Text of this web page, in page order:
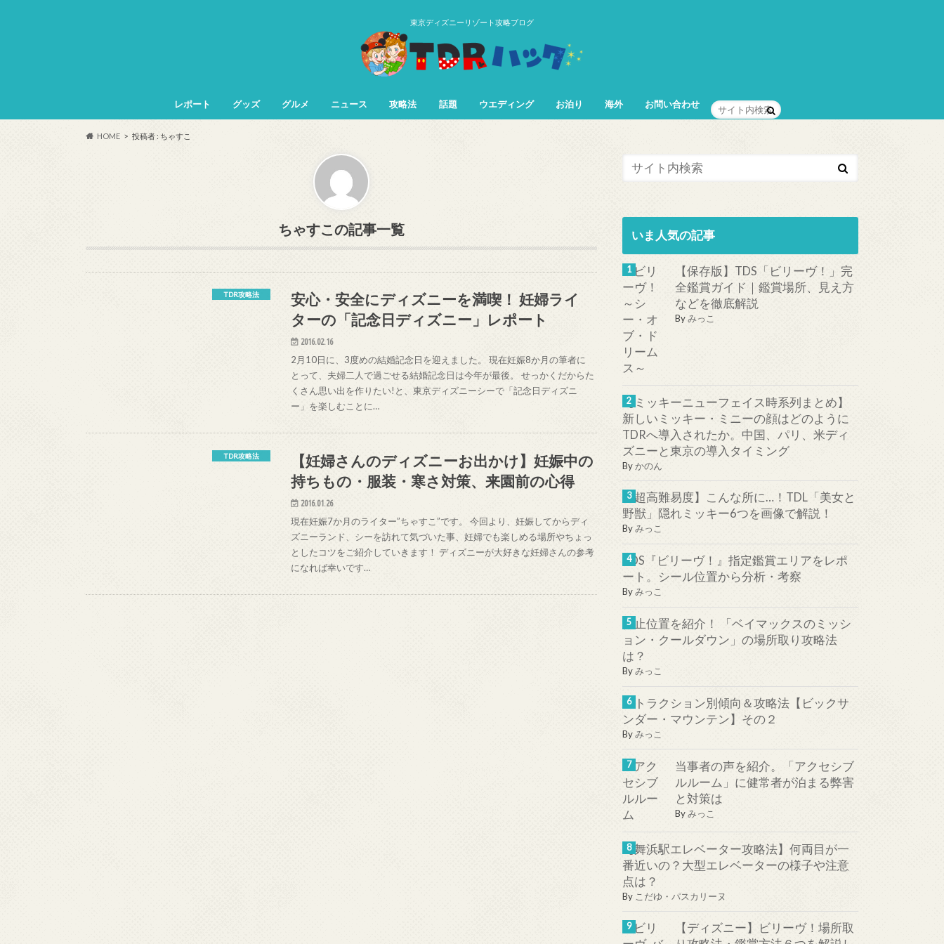
東京ディズニーリゾート攻略ブログ
レポート グッズ グルメ ニュース 攻略法 話題 ウエディング お泊り 海外 お問い合わせ
HOME 投稿者 : ちゃすこ
ちゃすこ
TDR攻略法
安心・安全にディズニーを満喫！ 妊婦ライ
ターの「記念日ディズニー」レポート
2016.02.16
2月10日に、3度めの結婚記念日を迎えました。 現在妊娠8か月の筆者に
とって、夫婦二人で過ごせる結婚記念日は今年が最後。 せっかくだからた
くさん思い出を作りたい!と、東京ディズニーシーで「記念日ディズニ
ー」を楽しむことに…
TDR攻略法
【妊婦さんのディズニーお出かけ】妊娠中の
持ちもの・服装・寒さ対策、来園前の心得
2016.01.26
現在妊娠7か月のライター”ちゃすこ”です。 今回より、妊娠してからディ
ズニーランド、シーを訪れて気づいた事、妊婦でも楽しめる場所やちょっ
としたコツをご紹介していきます！ ディズニーが大好きな妊婦さんの参考
になれば幸いです…
いま人気の記事
【保存版】TDS「ビリーヴ！」完
全鑑賞ガイド｜鑑賞場所、見え方
などを徹底解説
Byみっこ
【ミッキーニューフェイス時系列まとめ】
新しいミッキー・ミニーの顔はどのように
TDRへ導入されたか。中国、パリ、米ディ
ズニーと東京の導入タイミング
Byかのん
【超高難易度】こんな所に…！TDL「美女と
野獣」隠れミッキー6つを画像で解説！
Byみっこ
TDS『ビリーヴ！』指定鑑賞エリアをレポ
ート。シール位置から分析・考察
Byみっこ
停止位置を紹介！ 「ベイマックスのミッシ
ョン・クールダウン」の場所取り攻略法
は？
Byみっこ
アトラクション別傾向＆攻略法【ビックサ
ンダー・マウンテン】その２
Byみっこ
当事者の声を紹介。「アクセシブ
ルルーム」に健常者が泊まる弊害
と対策は
Byみっこ
【舞浜駅エレベーター攻略法】何両目が一
番近いの？大型エレベーターの様子や注意
点は？
By こだゆ・パスカリーヌ
【ディズニー】ビリーヴ！場所取